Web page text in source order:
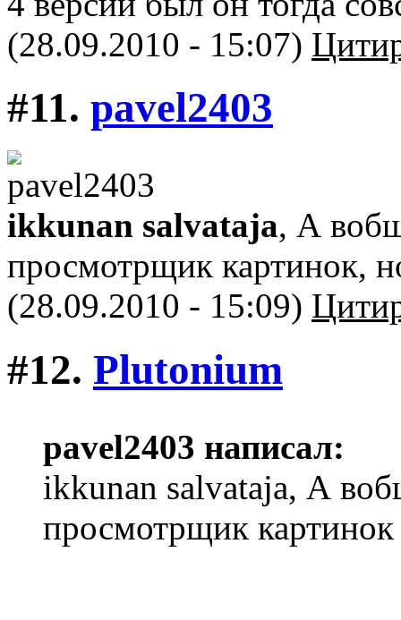
(28.09.2010 - 15:07)
#11. pavel2403
ikkunan salvataja, А
просмотрщик картинок,
(28.09.2010 - 15:09)
#12. Plutonium
pavel2403 написал:
ikkunan salvataja, А
просмотрщик картинок